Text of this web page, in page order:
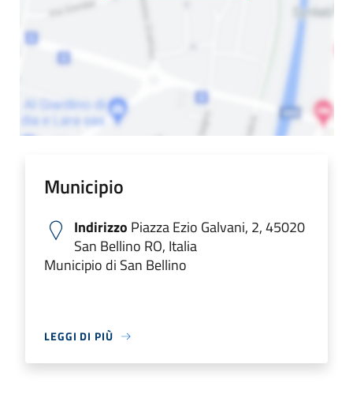
Municipio
Indirizzo Piazza Ezio Galvani, 2, 45020
San Bellino RO, Italia
Municipio di San Bellino
LEGGI DI PIÙ